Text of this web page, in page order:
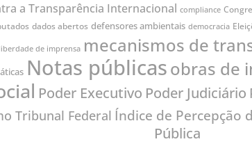
a Transparência Internacional compliance
dados abertos defensores ambientais democracia
liberdade de imprensa mecanismos de
Notas públicasobras de
Poder Executivo Poder Judiciário
Tribunal Federal Índice de Percepção
Pública